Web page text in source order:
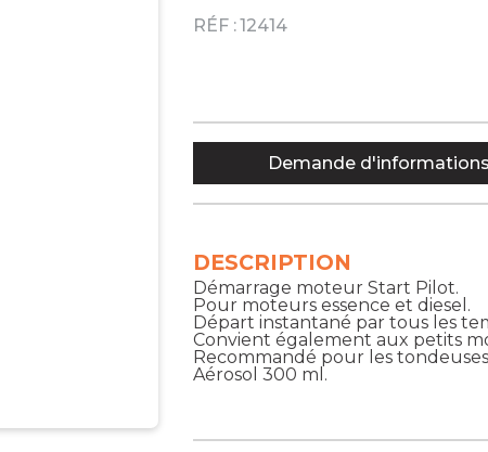
RÉF :12414
DESCRIPTION
Démarrage moteur Start Pilot.
Pour moteurs essence et diesel.
Départ instantané par tous les
Convient également aux petits
Recommandé pour les
Aérosol 300 ml.
Demande d'informations